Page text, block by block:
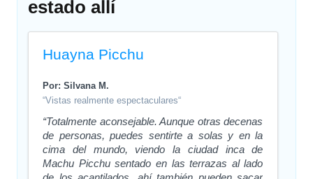
estado allí
Huayna Picchu
Por: Silvana M.
“Vistas realmente espectaculares“
“Totalmente aconsejable. Aunque otras decenas
de personas, puedes sentirte a solas y en la
cima del mundo, viendo la ciudad inca de
Machu Picchu sentado en las terrazas al lado